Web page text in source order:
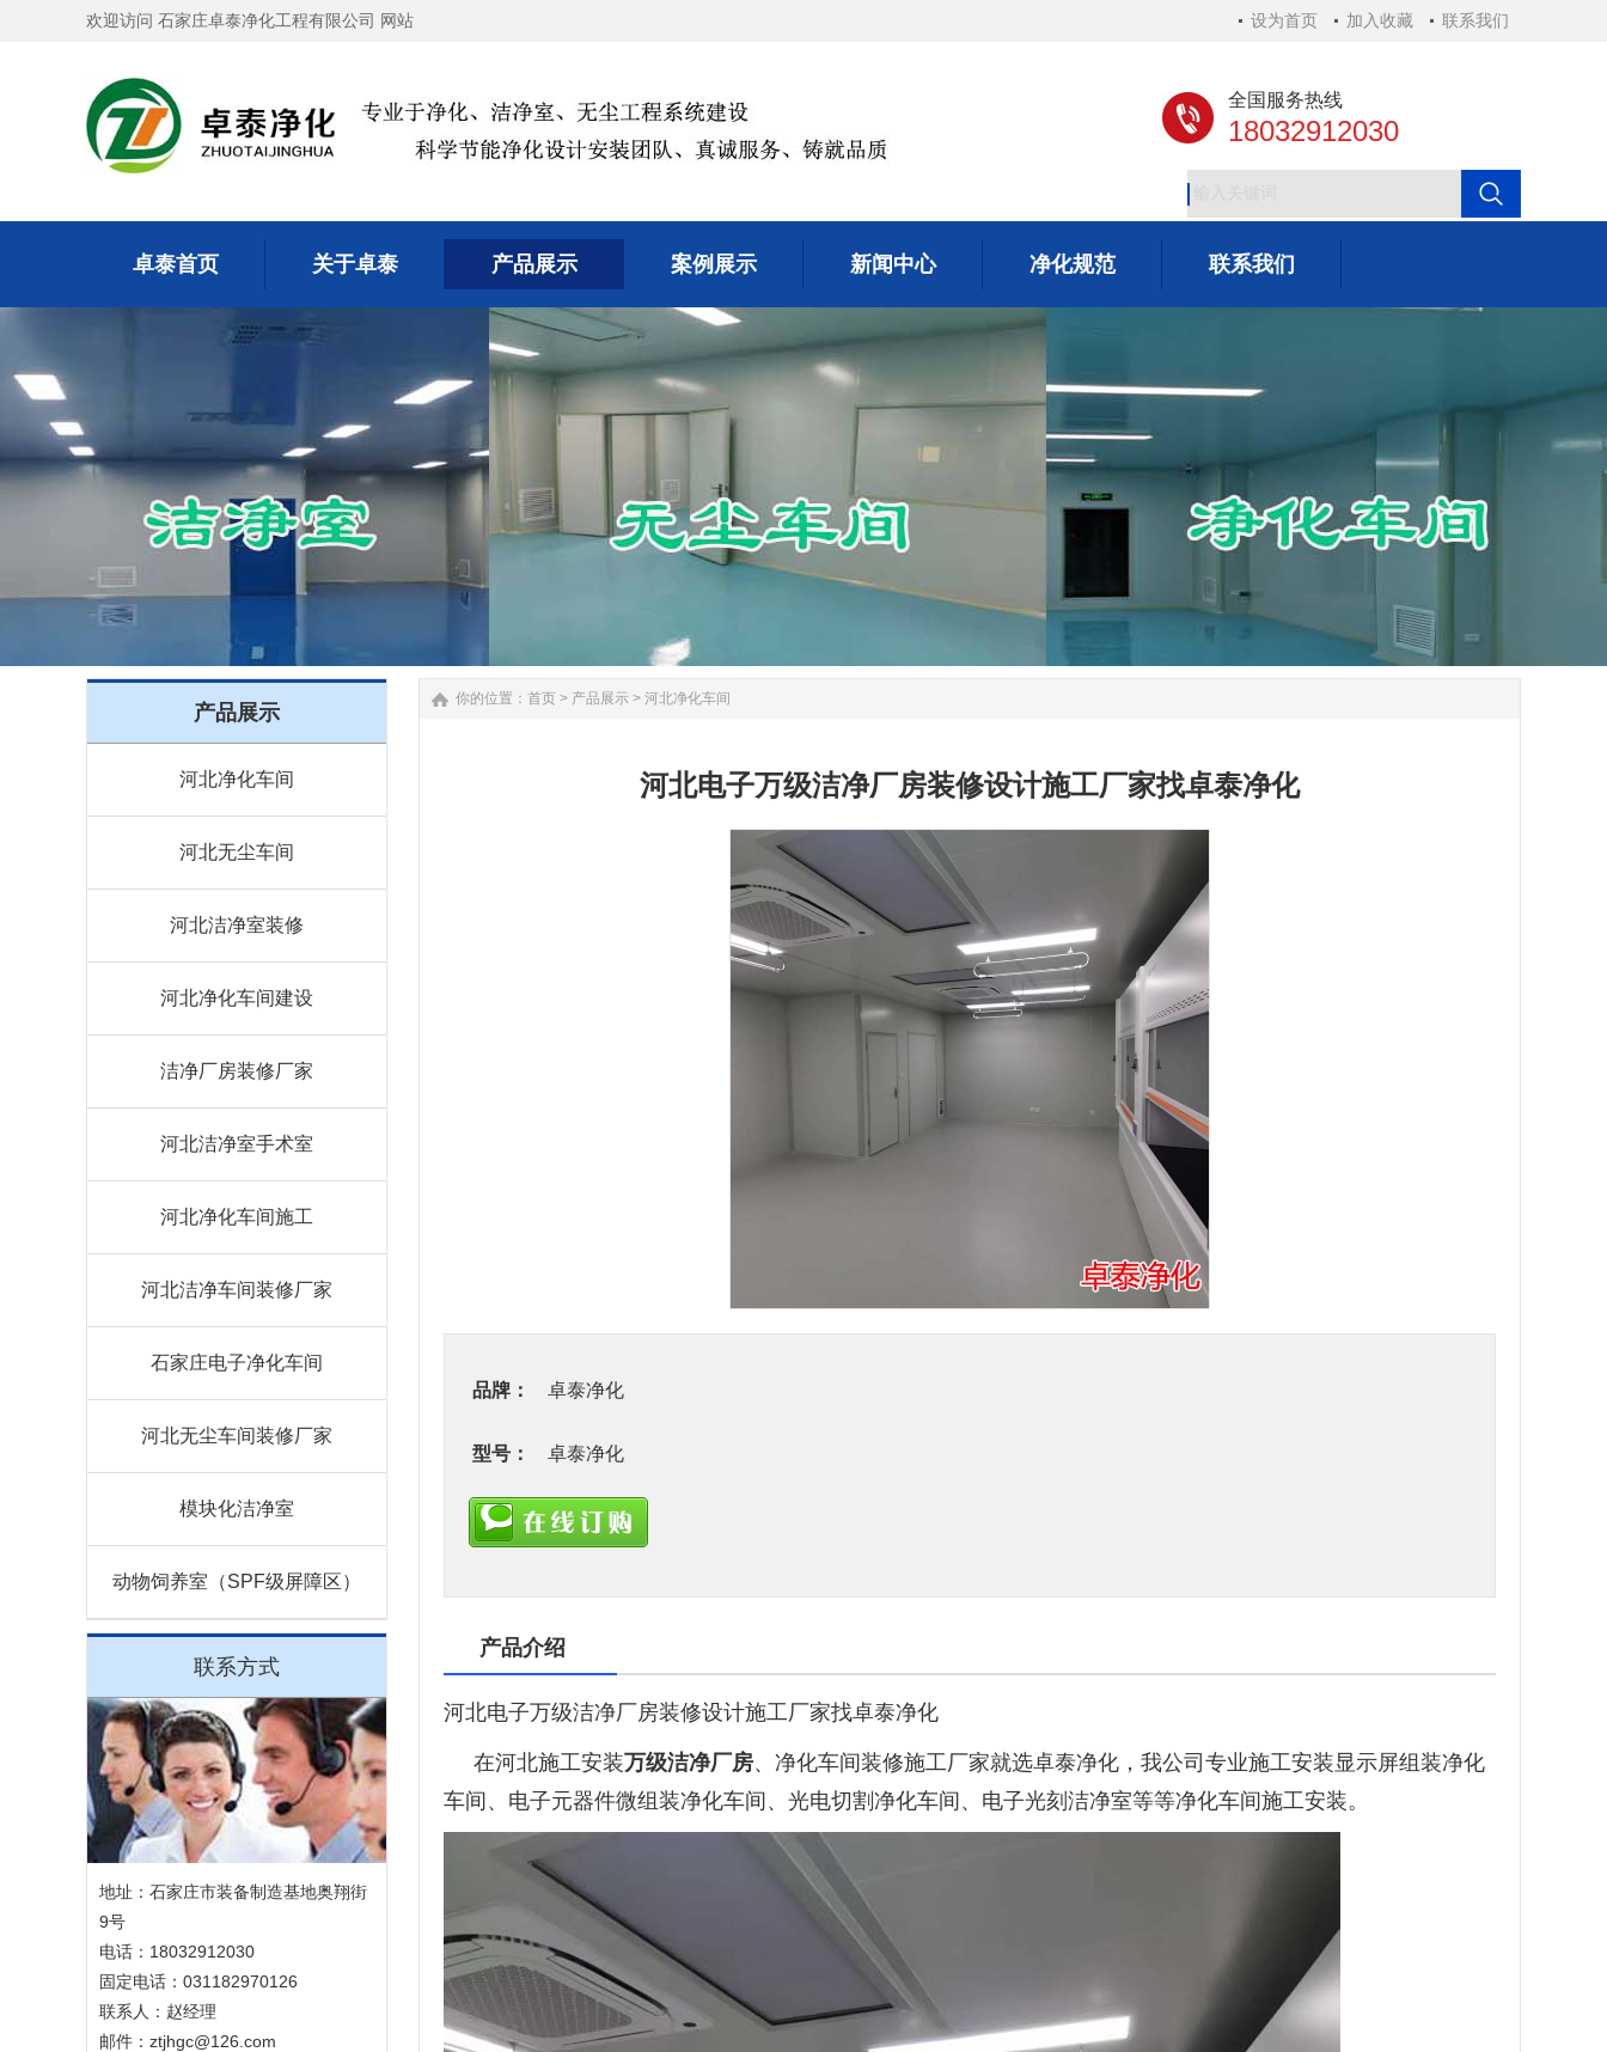
欢迎访问 石家庄卓泰净化工程有限公司 网站 设为首页 加入收藏 联系我们
全国服务热线
18032912030
卓泰首页 关于卓泰 产品展示 案例展示 新闻中心 净化规范
联系我们
联系我们
产品展示
河北净化车间
河北无尘车间
河北洁净室装修
河北净化车间建设
洁净厂房装修厂家
河北洁净室手术室
河北净化车间施工
河北洁净车间装修厂家
石家庄电子净化车间
河北无尘车间装修厂家
模块化洁净室
动物饲养室（SPF级屏障区）
联系方式
地址：石家庄市装备制造基地奥翔街
9号
电话：18032912030
固定电话：031182970126
联系人：赵经理
邮件：ztjhgc@126.com
你的位置： 首页 > 产品展示 > 河北净化车间
河北电子万级洁净厂房装修设计施工厂家找卓泰净化
品牌： 卓泰净化
型号： 卓泰净化
产品介绍
河北电子万级洁净厂房装修设计施工厂家找卓泰净化
在河北施工安装万级洁净厂房、净化车间装修施工厂家就选卓泰净化，我公司专业施工安装显示屏组装净化
车间、电子元器件微组装净化车间、光电切割净化车间、电子光刻洁净室等等净化车间施工安装。